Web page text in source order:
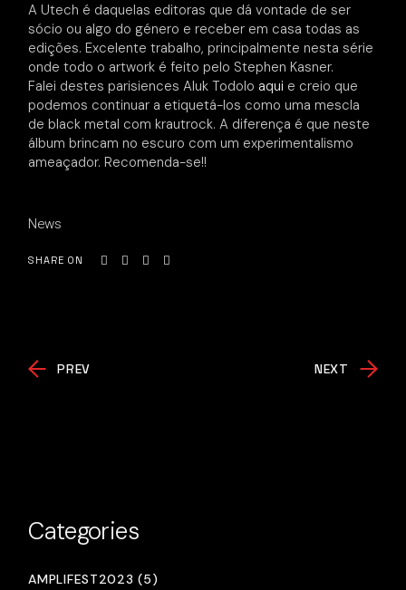
A Utech é daquelas editoras que dá vontade de ser
sócio ou algo do género e receber em casa todas as
edições. Excelente trabalho, principalmente nesta série
onde todo o artwork é feito pelo Stephen Kasner.
Falei destes parisiences Aluk Todolo aqui e creio que
podemos continuar a etiquetá-los como uma mescla
de black metal com krautrock. A diferença é que neste
álbum brincam no escuro com um experimentalismo
ameaçador. Recomenda-se!!
News
SHARE ON
PREV NEXT
Categories
AMPLIFEST2023 (5)